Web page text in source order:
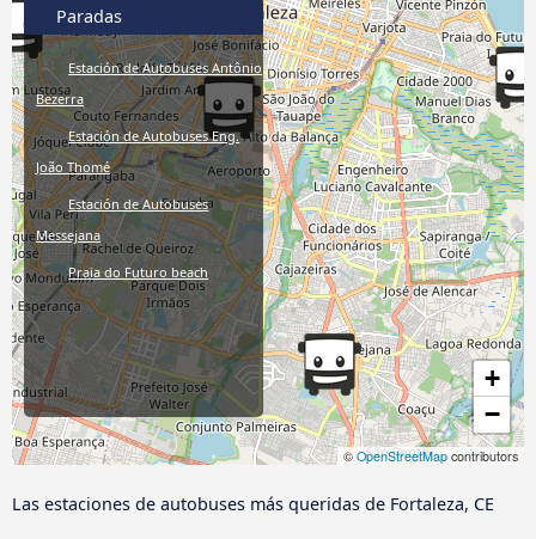
+
−
© OpenStreetMap contributors
Paradas
Estación de Autobuses Antônio
Bezerra
Estación de Autobuses Eng.
João Thomé
Estación de Autobuses
Messejana
Praia do Futuro beach
Las estaciones de autobuses más queridas de Fortaleza, CE